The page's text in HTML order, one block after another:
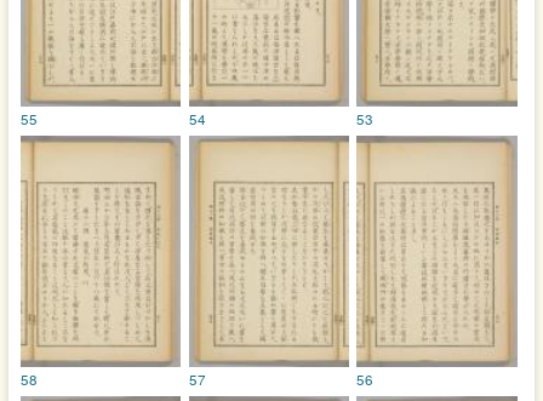
53
54
55
56
57
58